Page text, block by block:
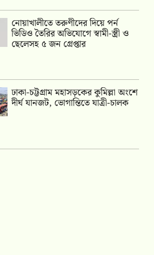
নোয়াখালীতে তরুণীদের দিয়ে পর্ন
ভিডিও তৈরির অভিযোগে স্বামী-স্ত্রী ও
ছেলেসহ ৫ জন গ্রেপ্তার
ঢাকা-চট্টগ্রাম মহাসড়কের কুমিল্লা অংশে
দীর্ঘ যানজট, ভোগান্তিতে যাত্রী-চালক